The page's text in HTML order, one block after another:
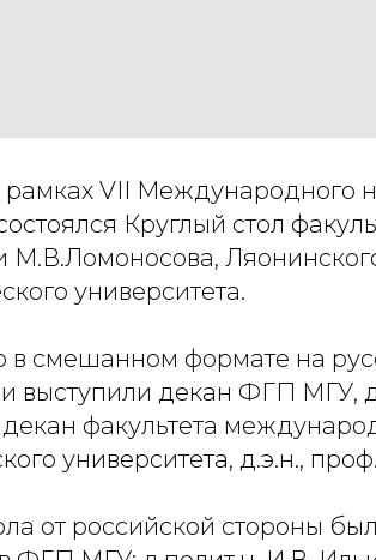
рамках VII Международного
Круглый стол
университета.
смешанном формате на
выступили декан ФГП МГУ,
факультета
университета, д.э.н.,
от российской стороны